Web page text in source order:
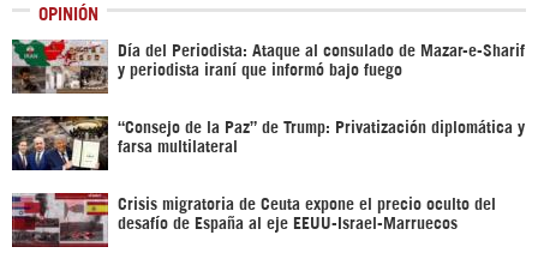
OPINIÓN
Día del Periodista: Ataque al consulado de Mazar-e-Sharif
y periodista iraní que informó bajo fuego
“Consejo de la Paz” de Trump: Privatización diplomática y
farsa multilateral
Crisis migratoria de Ceuta expone el precio oculto del
desafío de España al eje EEUU-Israel-Marruecos